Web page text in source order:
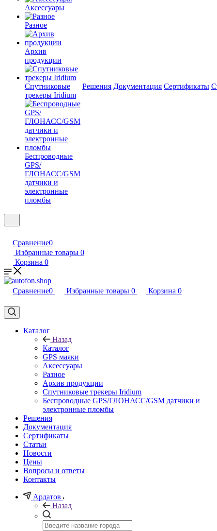
Аксессуары
Разное
Архив
продукции
Спутниковые
трекеры Iridium
Беспроводные
GPS/
ГЛОНАСС/GSM
датчики и
электронные
пломбы
Решения Документация Сертификаты
Сравнение0
Избранные товары 0
Корзина 0
Сравнение0 Избранные товары 0 Корзина 0
Каталог
Назад
Каталог
GPS маяки
Аксессуары
Разное
Архив продукции
Спутниковые трекеры Iridium
Беспроводные GPS/ГЛОНАСС/GSM датчики и
электронные пломбы
Решения
Документация
Сертификаты
Статьи
Новости
Цены
Вопросы и ответы
Контакты
Ардатов
Назад